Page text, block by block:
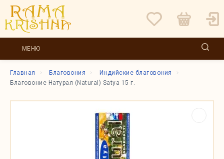
МЕНЮ
Главная Благовония
Индийские благовония
Благовоние Натурал (Natural) Satya 15 г.